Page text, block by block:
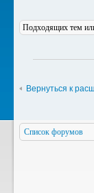
Подходящих тем
Вернуться к
Список форумов